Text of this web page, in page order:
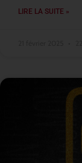
LIRE LA SUITE »